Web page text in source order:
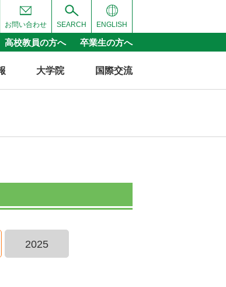
ENGLISH
SEARCH
お問い合わせ
高校教員の方へ 卒業生の方へ
大学院 国際交流
2025